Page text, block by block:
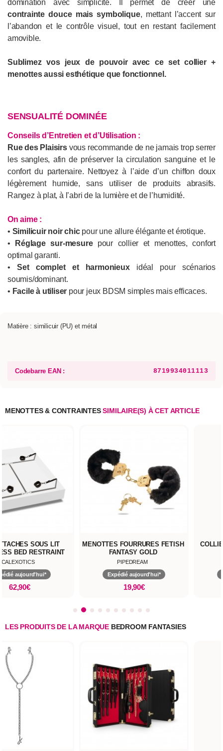
domination avec simplicité. Il permet de créer une
contrainte douce mais symbolique, mettant l’accent sur
l’abandon et le contrôle visuel, tout en restant facilement
amovible.
Sublimez vos jeux de pouvoir avec ce set collier +
menottes aussi esthétique que fonctionnel.
SENSUALITÉ DOMINÉE
Conseils d’Entretien et d’Utilisation :
Rue des Plaisirsvous recommande de ne jamais trop serrer
les sangles, afin de préserver la circulation sanguine et le
confort du partenaire. Nettoyez à l’aide d’un chiffon doux
légèrement humide, sans utiliser de produits abrasifs.
Rangez à plat, à l’abri de la lumière et de l’humidité.
On aime :
• Similicuir noir chicpour une allure élégante et érotique.
•
Réglage sur-mesurepour collier et menottes, confort
optimal garanti.
•Set complet et harmonieuxidéal pour scénarios
soumis/dominant.
• Facile à utiliser pour jeux BDSM simples mais efficaces.
Matière : similicuir (PU) et métal
Codebarre EAN : 8719934011113
MENOTTES & CONTRAINTESSIMILAIRE(S) À CET ARTICLE
SOUS LIT
BED RESTRAINT
CALEXOTICS
aujourd'hui*
62,90€
MENOTTES FOURRURES FETISH
FANTASY GOLD
PIPEDREAM
Expédié aujourd'hui*
19,90€
LES PRODUITS DE LA MARQUE BEDROOM FANTASIES